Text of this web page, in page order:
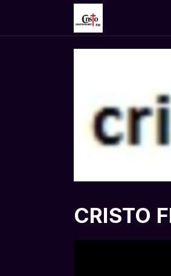
CRISTO